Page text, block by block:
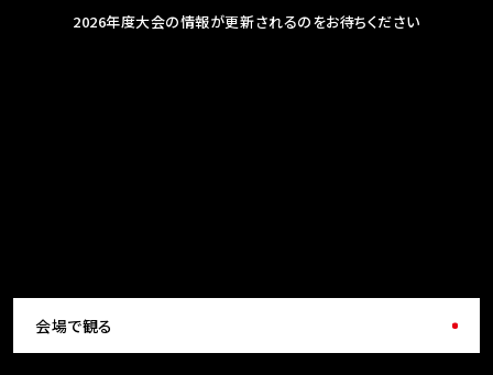
2026年度大会の情報が更新されるのをお待ちください
会場で観る